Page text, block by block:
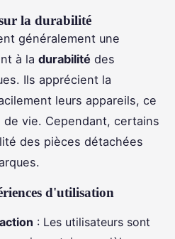
la durabilité
généralement une
à la durabilité des
Ils apprécient la
leurs appareils, ce
vie. Cependant, certains
des pièces détachées
d'utilisation
: Les utilisateurs sont